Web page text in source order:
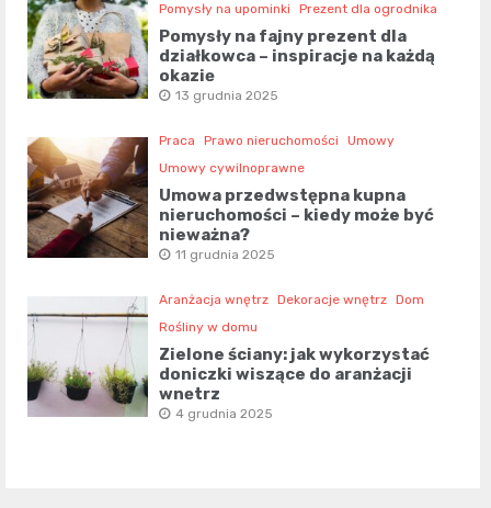
Pomysły na upominki
Prezent dla ogrodnika
Pomysły na fajny prezent dla
działkowca – inspiracje na każdą
okazję
13 grudnia 2025
Praca Prawo nieruchomości
Umowy
Umowy cywilnoprawne
Umowa przedwstępna kupna
nieruchomości – kiedy może być
nieważna?
11 grudnia 2025
Aranżacja wnętrz Dekoracje wnętrz Dom
Rośliny w domu
Zielone ściany: jak wykorzystać
doniczki wiszące do aranżacji
wnętrz
4 grudnia 2025